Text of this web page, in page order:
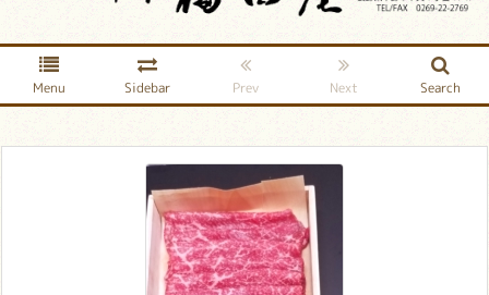
Menu Sidebar Prev Next Search